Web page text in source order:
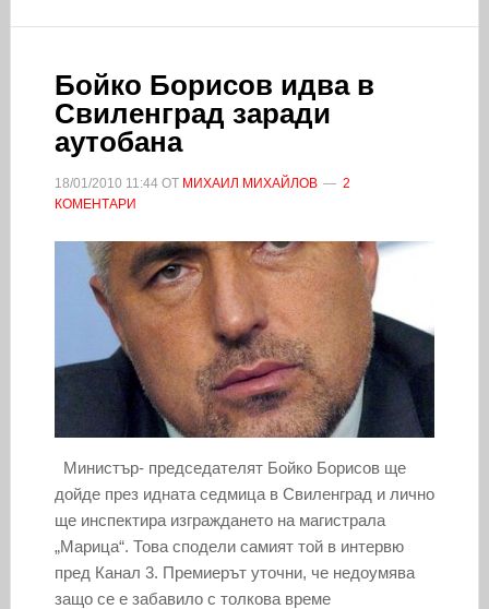
Бойко Борисов идва в
Свиленград заради
аутобана
18/01/2010 11:44ОТ МИХАИЛ МИХАЙЛОВ
2
КОМЕНТАРИ
Министър- председателят Бойко Борисов ще
дойде през идната седмица в Свиленград и лично
ще инспектира изграждането на магистрала
„Марица“. Това сподели самият той в интервю
пред Канал 3. Премиерът уточни, че недоумява
защо се е забавило с толкова време